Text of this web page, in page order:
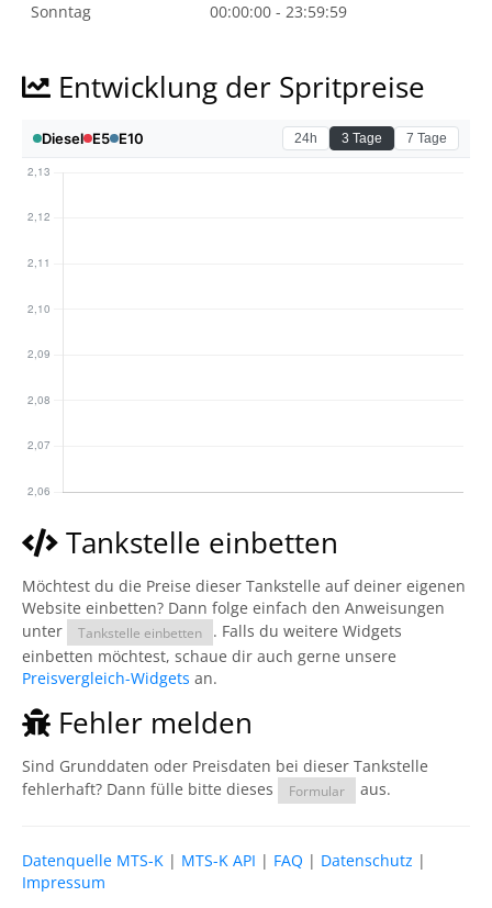
Sonntag
00:00:00 - 23:59:59
Entwicklung der Spritpreise
Tankstelle einbetten
Möchtest du die Preise dieser Tankstelle auf deiner eigenen
Website einbetten? Dann folge einfach den Anweisungen
unter
Tankstelle einbetten
. Falls du weitere Widgets
einbetten möchtest, schaue dir auch gerne unsere
Preisvergleich-Widgets an.
Fehler melden
Sind Grunddaten oder Preisdaten bei dieser Tankstelle
fehlerhaft? Dann fülle bitte dieses
Formular aus.
Datenquelle MTS-K | MTS-K API | FAQ | Datenschutz |
Impressum